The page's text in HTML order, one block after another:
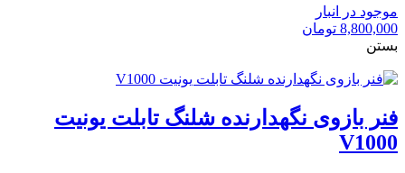
موجود در انبار
8,800,000 تومان
بستن
فنر بازوی نگهدارنده شلنگ تابلت یونیت
V1000